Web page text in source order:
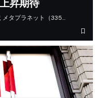
昇期待
メタプラネット（335…